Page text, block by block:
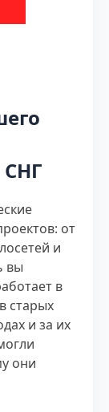
СНГ
от
и
вы
в
старых
и за их
они